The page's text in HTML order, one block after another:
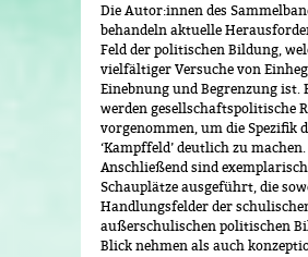
Die Autor:innen des
behandeln aktuelle
Feld der politischen Bildung,
vielfältiger Versuche von
Einebnung und Begrenzung ist.
werden gesellschaftspolitische
vorgenommen, um die Spezifik
‘Kampffeld’ deutlich zu machen.
Anschließend sind
Schauplätze ausgeführt, die
Handlungsfelder der
außerschulischen politischen
Blick nehmen als auch